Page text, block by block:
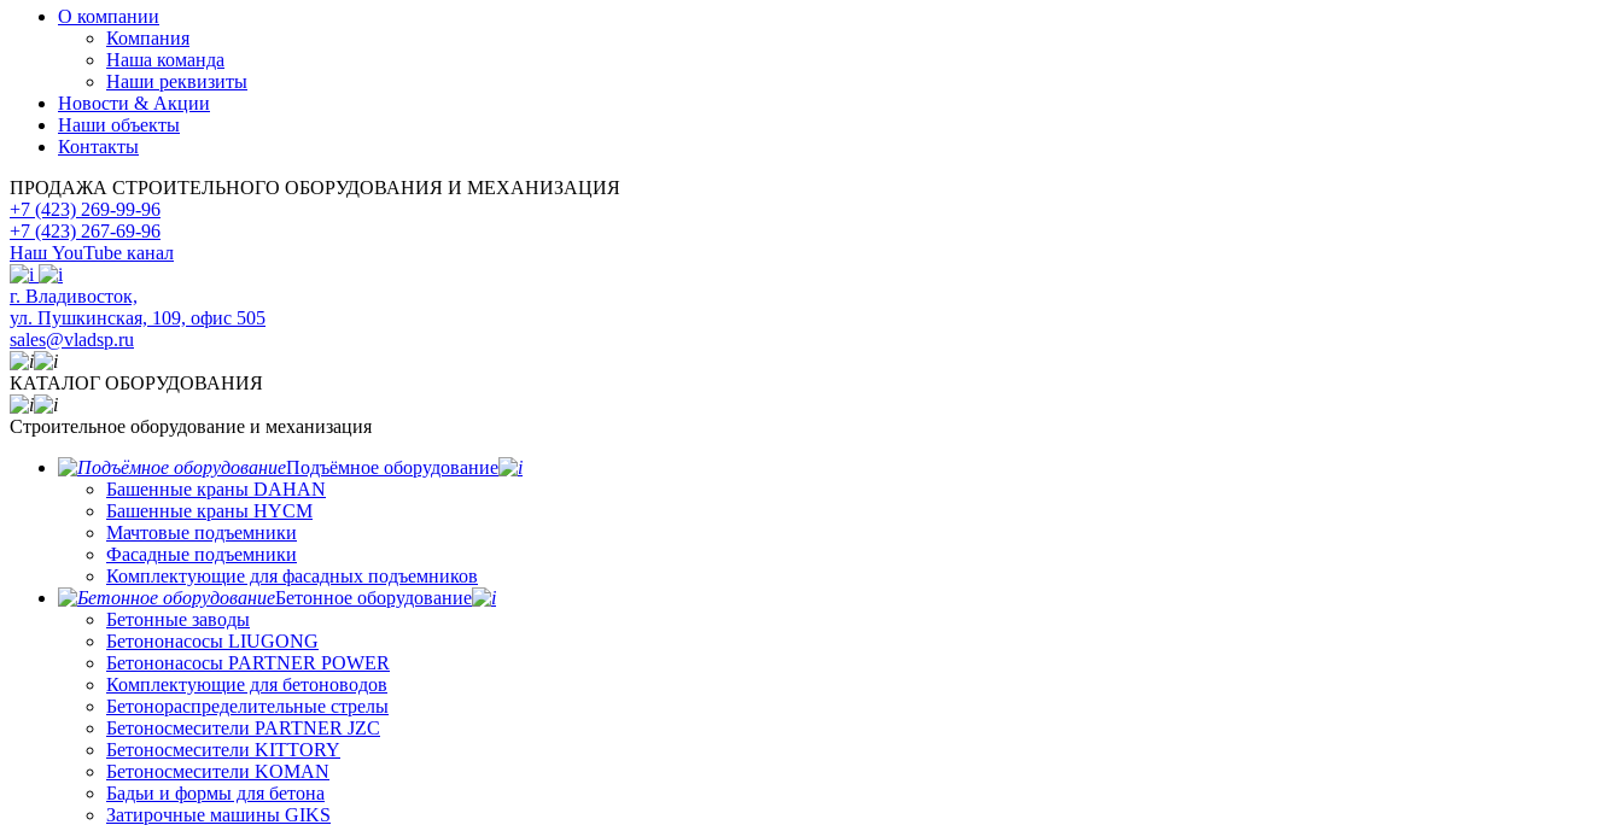
О компании
Компания
Наша команда
Наши реквизиты
Новости & Акции
Наши объекты
Контакты
ПРОДАЖА СТРОИТЕЛЬНОГО ОБОРУДОВАНИЯ И МЕХАНИЗАЦИЯ
+7 (423) 269-99-96
+7 (423) 267-69-96
Наш YouTube канал
​г. Владивосток,
ул. Пушкинская, 109, офис 505
sales@vladsp.ru
КАТАЛОГ ОБОРУДОВАНИЯ
Строительное оборудование и механизация
Подъёмное оборудование
Башенные краны DAHAN
Башенные краны HYCM
Мачтовые подъемники
Фасадные подъемники
Комплектующие для фасадных подъемников
Бетонное оборудование
Бетонные заводы
Бетононасосы LIUGONG
Бетононасосы PARTNER POWER
Комплектующие для бетоноводов
Бетонораспределительные стрелы
Бетоносмесители PARTNER JZC
Бетоносмесители KITTORY
Бетоносмесители KOMAN
Бадьи и формы для бетона
Затирочные машины GIKS